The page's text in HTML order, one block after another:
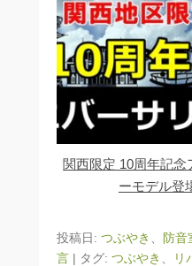
関西限定 10周年記念
ーモデル登
投稿日: つぶやき
防音
言 | タグ: つぶやき リ